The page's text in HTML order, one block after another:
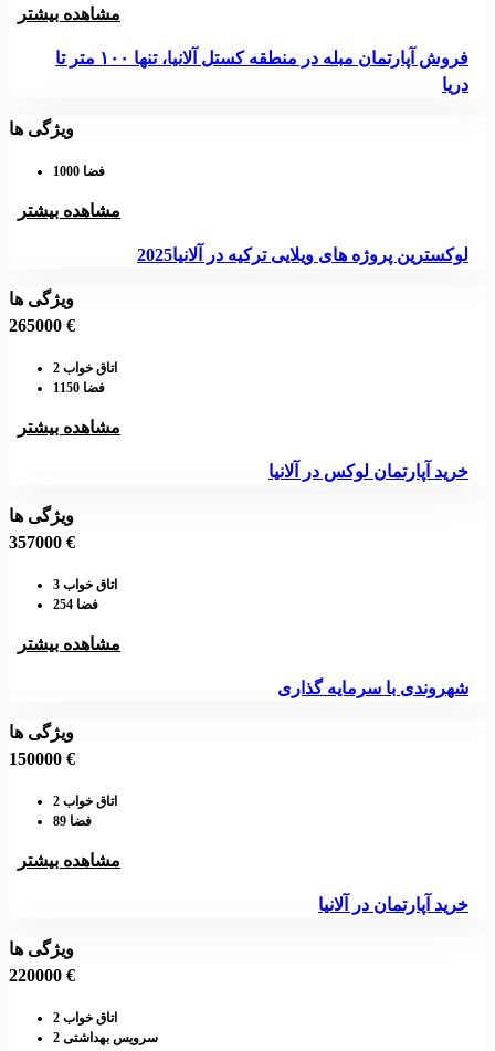
مشاهده بیشتر
فروش آپارتمان مبله در منطقه کستل آلانیا، تنها ۱۰۰ متر تا
دریا
ویژگی ها
فضا 1000
مشاهده بیشتر
لوکسترین پروژه های ویلایی ترکیه در آلانیا2025
ویژگی ها
265000 €
اتاق خواب 2
فضا 1150
مشاهده بیشتر
خرید آپارتمان لوکس در آلانیا
ویژگی ها
357000 €
اتاق خواب 3
فضا 254
مشاهده بیشتر
شهروندی با سرمایه گذاری
ویژگی ها
150000 €
اتاق خواب 2
فضا 89
مشاهده بیشتر
خرید آپارتمان در آلانیا
ویژگی ها
220000 €
اتاق خواب 2
سرویس بهداشتی 2